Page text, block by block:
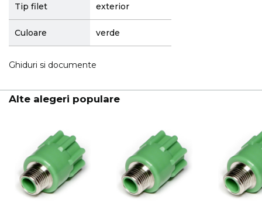
Tip filet exterior
Culoare verde
Ghiduri si documente
Alte alegeri populare